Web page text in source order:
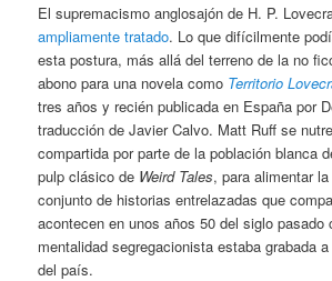
El supremacismo anglosajón de H. P.
ampliamente tratado. Lo que difícilmente
esta postura, más allá del terreno de la no
abono para una novela como Territorio
tres años y recién publicada en España por
traducción de Javier Calvo. Matt Ruff se
compartida por parte de la población blanca
pulp clásico de Weird Tales, para alimentar
conjunto de historias entrelazadas que
acontecen en unos años 50 del siglo pasado
mentalidad segregacionista estaba grabada
del país.